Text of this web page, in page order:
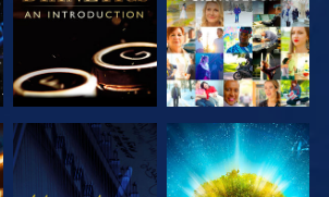
GUARDA
ESPLORA LE